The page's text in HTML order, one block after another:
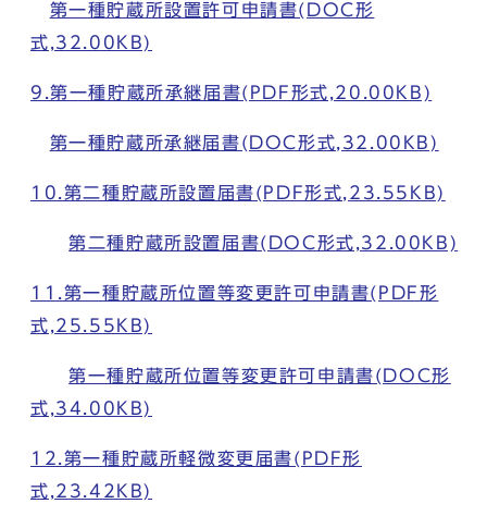
第一種貯蔵所設置許可申請書(DOC形
式,32.00KB)
9.第一種貯蔵所承継届書(PDF形式,20.00KB)
第一種貯蔵所承継届書(DOC形式,32.00KB)
10.第二種貯蔵所設置届書(PDF形式,23.55KB)
第二種貯蔵所設置届書(DOC形式,32.00KB)
11.第一種貯蔵所位置等変更許可申請書(PDF形
式,25.55KB)
第一種貯蔵所位置等変更許可申請書(DOC形
式,34.00KB)
12.第一種貯蔵所軽微変更届書(PDF形
式,23.42KB)